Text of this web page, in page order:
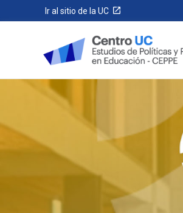
Ir al sitio de la UC